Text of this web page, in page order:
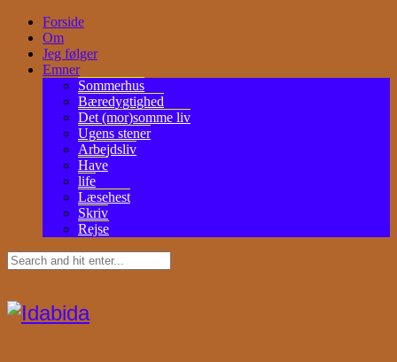
Forside
Om
Jeg følger
Emner
Sommerhus
Bæredygtighed
Det (mor)somme liv
Ugens stener
Arbejdsliv
Have
life
Læsehest
Skriv
Rejse